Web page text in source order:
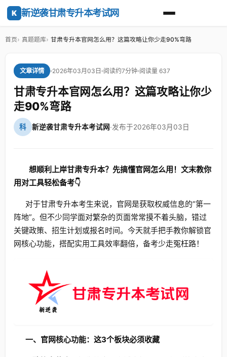
K 新逆袭甘肃专升本考试网
首页 真题题库 甘肃专升本官网怎么用？这篇攻略让你少走90%弯路
文章详情 2026年03月03日 阅读约7分钟 阅读量 637
甘肃专升本官网怎么用？这篇攻略让你少
走90%弯路
科 新逆袭甘肃专升本考试网·发布于2026年03月03日
想顺利上岸甘肃专升本？先搞懂官网怎么用！文末教你
用对工具轻松备考👇
对于甘肃专升本考生来说，官网是获取权威信息的“第一
阵地”。但不少同学面对繁杂的页面常常摸不着头脑，错过
关键政策、招生计划或报名时间。今天就手把手教你解锁官
网核心功能，搭配实用工具效率翻倍，备考少走冤枉路！
一、官网核心功能：这3个板块必须收藏